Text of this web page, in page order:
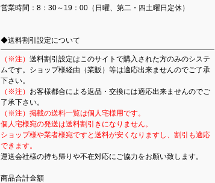
営業時間：8：30～19：00（日曜、第二・四土曜日定休）
◆送料割引設定について
（※注） 送料割引設定はこのサイトで購入された方のみのシステ
ムです。ショップ様経由（業販）等は適応出来ませんのでご了承
下さい。
（※注） お客様都合による返品・交換には適応出来ませんのでご
了承下さい。
（※注）掲載の送料一覧は個人宅様用です。
個人宅様宛の発送は送料割引きになりません。
ショップ様や業者様宛ですと送料が安くなりますし、割引も適応
できます。
運送会社様の持ち帰りや不在対応にご協力をお願い致します。
商品合計金額